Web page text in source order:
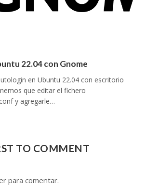
22.04 con Gnome
en Ubuntu 22.04 con escritorio
que editar el fichero
y agregarle…
TO COMMENT
para comentar.